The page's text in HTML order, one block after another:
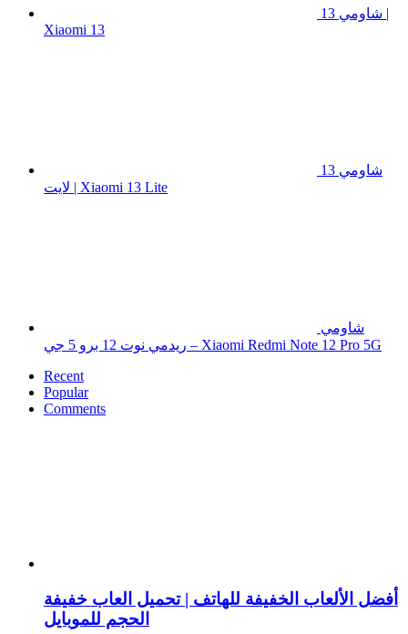
شاومي 13 |
Xiaomi 13
شاومي 13
لايت | Xiaomi 13 Lite
شاومي
ريدمي نوت 12 برو 5 جي – Xiaomi Redmi Note 12 Pro 5G
Recent
Popular
Comments
أفضل الألعاب الخفيفة للهاتف | تحميل العاب خفيفة
الحجم للموبايل